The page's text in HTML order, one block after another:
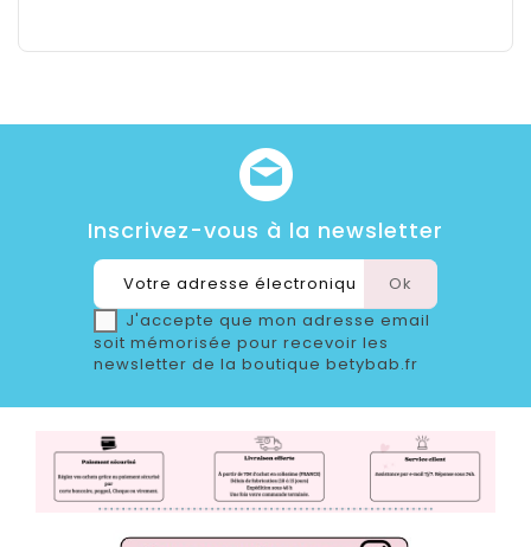
Inscrivez-vous à la newsletter
J'accepte que mon adresse email
soit mémorisée pour recevoir les
newsletter de la boutique betybab.fr